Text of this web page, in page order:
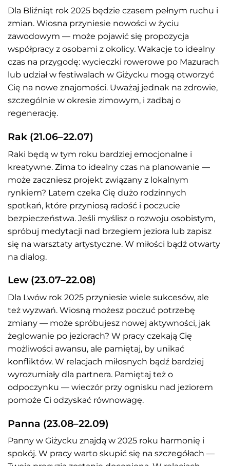
Dla Bliźniąt rok 2025 będzie czasem pełnym ruchu i
zmian. Wiosna przyniesie nowości w życiu
zawodowym — może pojawić się propozycja
współpracy z osobami z okolicy. Wakacje to idealny
czas na przygodę: wycieczki rowerowe po Mazurach
lub udział w festiwalach w Giżycku mogą otworzyć
Cię na nowe znajomości. Uważaj jednak na zdrowie,
szczególnie w okresie zimowym, i zadbaj o
regenerację.
Rak (21.06–22.07)
Raki będą w tym roku bardziej emocjonalne i
kreatywne. Zima to idealny czas na planowanie —
może zaczniesz projekt związany z lokalnym
rynkiem? Latem czeka Cię dużo rodzinnych
spotkań, które przyniosą radość i poczucie
bezpieczeństwa. Jeśli myślisz o rozwoju osobistym,
spróbuj medytacji nad brzegiem jeziora lub zapisz
się na warsztaty artystyczne. W miłości bądź otwarty
na dialog.
Lew (23.07–22.08)
Dla Lwów rok 2025 przyniesie wiele sukcesów, ale
też wyzwań. Wiosną możesz poczuć potrzebę
zmiany — może spróbujesz nowej aktywności, jak
żeglowanie po jeziorach? W pracy czekają Cię
możliwości awansu, ale pamiętaj, by unikać
konfliktów. W relacjach miłosnych bądź bardziej
wyrozumiały dla partnera. Pamiętaj też o
odpoczynku — wieczór przy ognisku nad jeziorem
pomoże Ci odzyskać równowagę.
Panna (23.08–22.09)
Panny w Giżycku znajdą w 2025 roku harmonię i
spokój. W pracy warto skupić się na szczegółach —